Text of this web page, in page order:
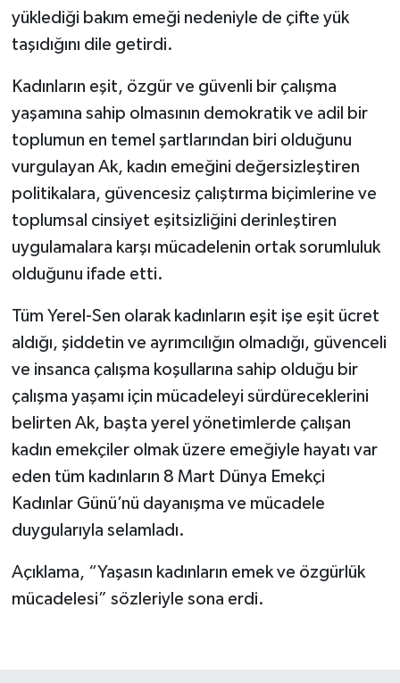
yüklediği bakım emeği nedeniyle de çifte yük
taşıdığını dile getirdi.
Kadınların eşit, özgür ve güvenli bir çalışma
yaşamına sahip olmasının demokratik ve adil bir
toplumun en temel şartlarından biri olduğunu
vurgulayan Ak, kadın emeğini değersizleştiren
politikalara, güvencesiz çalıştırma biçimlerine ve
toplumsal cinsiyet eşitsizliğini derinleştiren
uygulamalara karşı mücadelenin ortak sorumluluk
olduğunu ifade etti.
Tüm Yerel-Sen olarak kadınların eşit işe eşit ücret
aldığı, şiddetin ve ayrımcılığın olmadığı, güvenceli
ve insanca çalışma koşullarına sahip olduğu bir
çalışma yaşamı için mücadeleyi sürdüreceklerini
belirten Ak, başta yerel yönetimlerde çalışan
kadın emekçiler olmak üzere emeğiyle hayatı var
eden tüm kadınların 8 Mart Dünya Emekçi
Kadınlar Günü’nü dayanışma ve mücadele
duygularıyla selamladı.
Açıklama, “Yaşasın kadınların emek ve özgürlük
mücadelesi” sözleriyle sona erdi.